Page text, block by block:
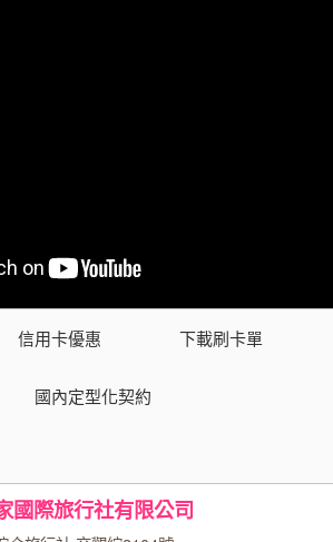
信用卡優惠 下載刷卡單
國內定型化契約
國際旅行社有限公司